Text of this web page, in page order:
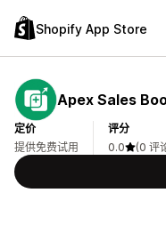
Shopify App Store
Apex Sales
定价
提供免费试用
评分
0.0
(0 评